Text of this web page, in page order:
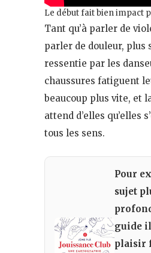
Le début fait bien impact
Tant qu’à parler de
parler de douleur, plus
ressentie par les
chaussures fatiguent
beaucoup plus vite, et
attend d’elles qu’elles
tous les sens.
Pour
sujet
guide
plaisir